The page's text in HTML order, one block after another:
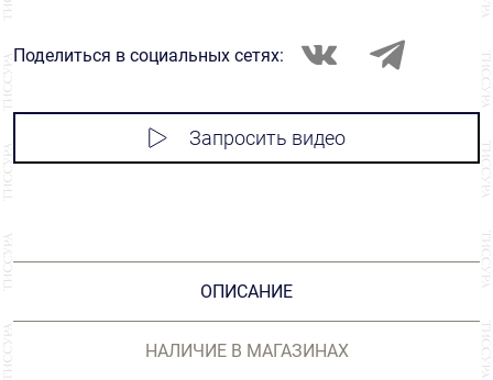
Поделиться в социальных сетях:
Запросить видео
ОПИСАНИЕ
НАЛИЧИЕ В МАГАЗИНАХ